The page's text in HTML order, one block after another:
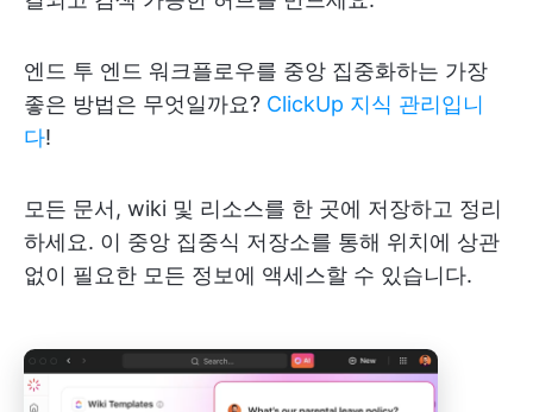
엔드 투 엔드 워크플로우를 중앙 집중화하는 가장
좋은 방법은 무엇일까요? ClickUp 지식 관리입니
다!
모든 문서, wiki 및 리소스를 한 곳에 저장하고 정리
하세요. 이 중앙 집중식 저장소를 통해 위치에 상관
없이 필요한 모든 정보에 액세스할 수 있습니다.